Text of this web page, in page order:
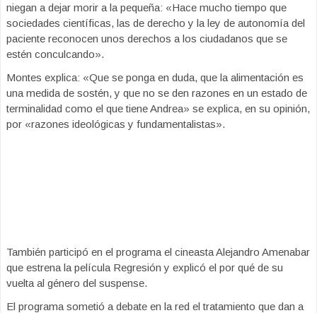
niegan a dejar morir a la pequeña: «Hace mucho tiempo que
sociedades científicas, las de derecho y la ley de autonomía del
paciente reconocen unos derechos a los ciudadanos que se
estén conculcando».
Montes explica: «Que se ponga en duda, que la alimentación es
una medida de sostén, y que no se den razones en un estado de
terminalidad como el que tiene Andrea» se explica, en su opinión,
por «razones ideológicas y fundamentalistas».
También participó en el programa el cineasta Alejandro Amenabar
que estrena la película Regresión y explicó el por qué de su
vuelta al género del suspense.
El programa sometió a debate en la red el tratamiento que dan a